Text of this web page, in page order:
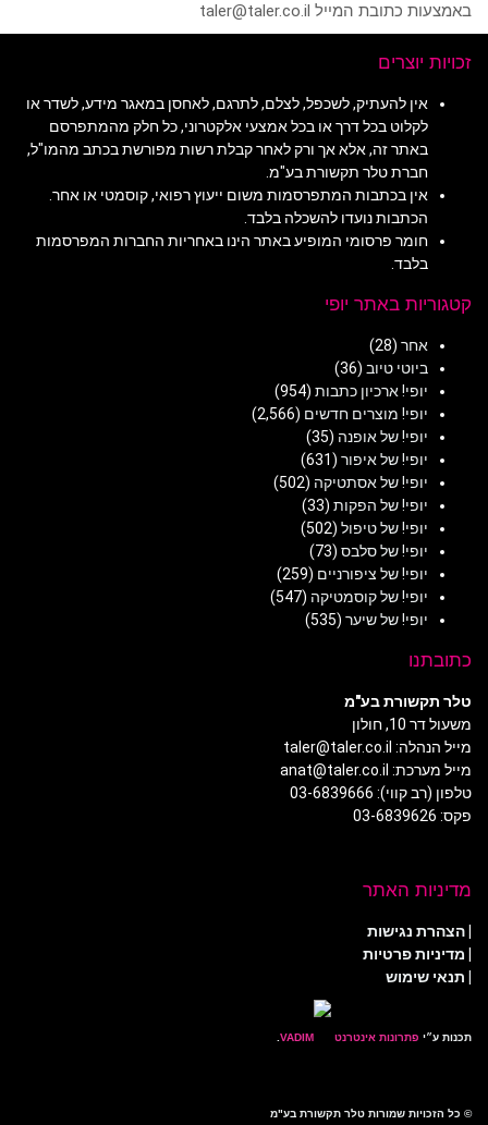
באמצעות כתובת המייל taler@taler.co.il
זכויות יוצרים
אין להעתיק, לשכפל, לצלם, לתרגם, לאחסן במאגר מידע, לשדר או
לקלוט בכל דרך או בכל אמצעי אלקטרוני, כל חלק מהמתפרסם
באתר זה, אלא אך ורק לאחר קבלת רשות מפורשת בכתב מהמו"ל,
חברת טלר תקשורת בע"מ.
אין בכתבות המתפרסמות משום ייעוץ רפואי, קוסמטי או אחר.
הכתבות נועדו להשכלה בלבד.
חומר פרסומי המופיע באתר הינו באחריות החברות המפרסמות
בלבד.
קטגוריות באתר יופי
אחר (28)
ביוטי טיוב (36)
יופי! ארכיון כתבות (954)
יופי! מוצרים חדשים (2,566)
יופי! של אופנה (35)
יופי! של איפור (631)
יופי! של אסתטיקה (502)
יופי! של הפקות (33)
יופי! של טיפול (502)
יופי! של סלבס (73)
יופי! של ציפורניים (259)
יופי! של קוסמטיקה (547)
יופי! של שיער (535)
כתובתנו
טלר תקשורת בע"מ
משעול דר 10, חולון
מייל הנהלה: taler@taler.co.il
מייל מערכת: anat@taler.co.il
טלפון (רב קווי): 03-6839666
פקס: 03-6839626
מדיניות האתר
הצהרת נגישות
מדיניות פרטיות
| תנאי שימוש
תכנות ע״י פתרונות אינטרנט
© כל הזכויות שמורות טלר תקשורת בע"מ